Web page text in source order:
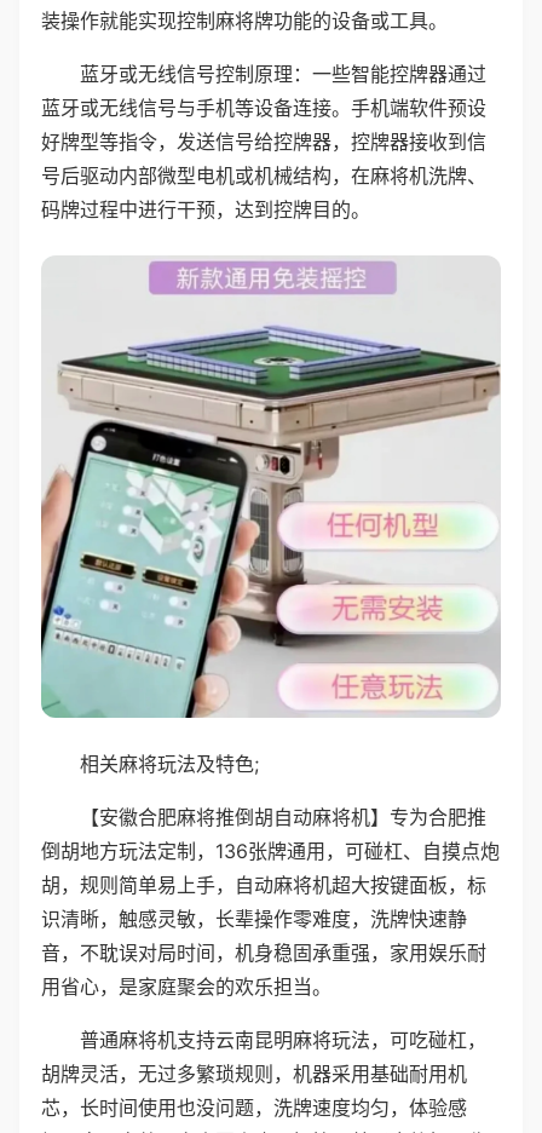
装操作就能实现控制麻将牌功能的设备或工具。
蓝牙或无线信号控制原理：一些智能控牌器通过
蓝牙或无线信号与手机等设备连接。手机端软件预设
好牌型等指令，发送信号给控牌器，控牌器接收到信
号后驱动内部微型电机或机械结构，在麻将机洗牌、
码牌过程中进行干预，达到控牌目的。
相关麻将玩法及特色;
【安徽合肥麻将推倒胡自动麻将机】专为合肥推
倒胡地方玩法定制，136张牌通用，可碰杠、自摸点炮
胡，规则简单易上手，自动麻将机超大按键面板，标
识清晰，触感灵敏，长辈操作零难度，洗牌快速静
音，不耽误对局时间，机身稳固承重强，家用娱乐耐
用省心，是家庭聚会的欢乐担当。
普通麻将机支持云南昆明麻将玩法，可吃碰杠，
胡牌灵活，无过多繁琐规则，机器采用基础耐用机
芯，长时间使用也没问题，洗牌速度均匀，体验感